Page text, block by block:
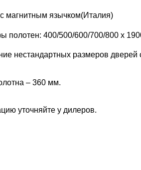
магнитным язычком(Италия)
полотен: 400/500/600/700/800 x
нестандартных размеров
– 360 мм.
уточняйте у дилеров.